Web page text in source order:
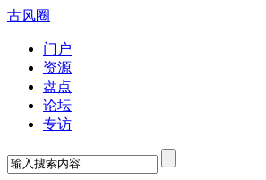
古风圈
门户
资源
盘点
论坛
专访